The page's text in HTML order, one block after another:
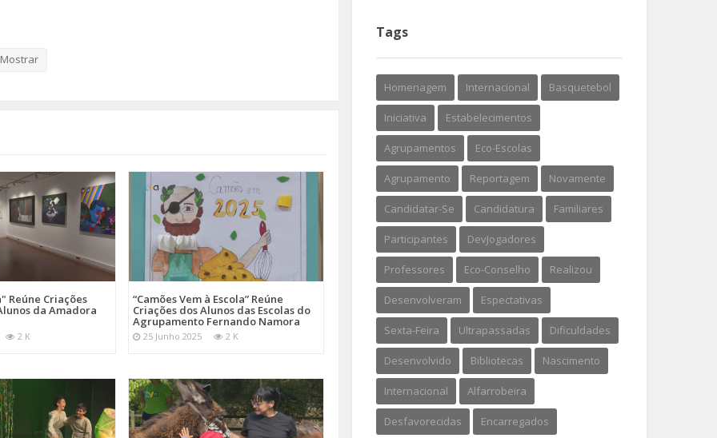
Letras/Grandes Palavras
um instante antes do fim do mundo
Mostrar
Reúne Criações
da Amadora
2 K
“Camões Vem à Escola” Reúne
Criações dos Alunos das Escolas do
Agrupamento Fernando Namora
25 Junho 2025 2 K
Tags
Homenagem Internacional Basquetebol
Iniciativa Estabelecimentos
Agrupamentos Eco-Escolas
Agrupamento Reportagem Novamente
Candidatar-Se Candidatura Familiares
Participantes DevJogadores
Professores Eco-Conselho Realizou
Desenvolveram Espectativas
Sexta-Feira Ultrapassadas Dificuldades
Desenvolvido Bibliotecas Nascimento
Internacional Alfarrobeira
Desfavorecidas Encarregados